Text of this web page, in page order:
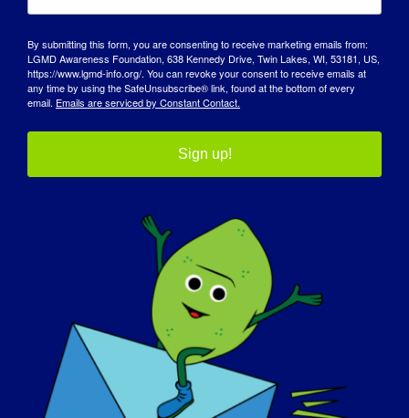
Spotlight on LGMD
Arunachalam
LGMD サブタイプ
LGMD 2B / LGMD R2
Dysferlin-Related
By submitting this form, you are consenting to receive marketing emails from:
LGMD Awareness Foundation, 638 Kennedy Drive, Twin Lakes, WI, 53181, US,
https://www.lgmd-info.org/. You can revoke your consent to receive emails at
any time by using the SafeUnsubscribe® link, found at the bottom of every
email. Emails are serviced by Constant Contact.
Sign up!